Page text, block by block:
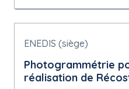
ENEDIS (siège)
Photogrammétrie
réalisation de